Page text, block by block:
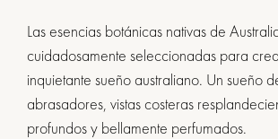
Las esencias botánicas nativas de
cuidadosamente seleccionadas para
inquietante sueño australiano. Un sueño
abrasadores, vistas costeras
profundos y bellamente perfumados.